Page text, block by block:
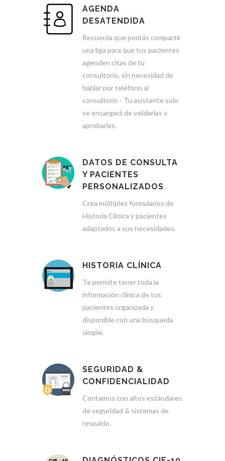
AGENDA
DESATENDIDA
Recuerda que podrás compartir
una liga para que tus pacientes
agenden citas de tu
consultorio, sin necesidad de
hablar por teléfono al
consultorio - Tu asistente solo
se encargará de validarlas y
aprobarlas.
DATOS DE CONSULTA
Y PACIENTES
PERSONALIZADOS
Crea múltiples formularios de
Historia Clínica y pacientes
adaptados a sus necesidades.
HISTORIA CLÍNICA
Te permite tener toda la
información clínica de tus
pacientes organizada y
disponible con una búsqueda
simple.
SEGURIDAD &
CONFIDENCIALIDAD
Contamos con altos estándares
de seguridad & sistemas de
respaldo.